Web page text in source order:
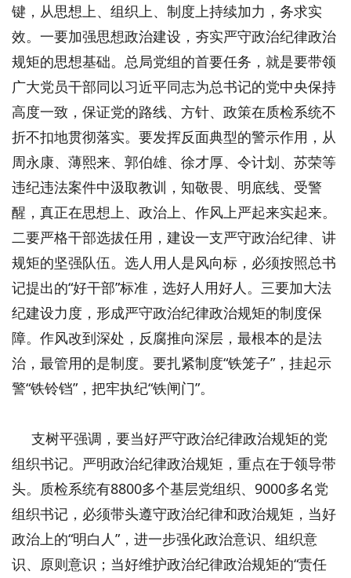
键，从思想上、组织上、制度上持续加力，务求实
效。一要加强思想政治建设，夯实严守政治纪律政治
规矩的思想基础。总局党组的首要任务，就是要带领
广大党员干部同以习近平同志为总书记的党中央保持
高度一致，保证党的路线、方针、政策在质检系统不
折不扣地贯彻落实。要发挥反面典型的警示作用，从
周永康、薄熙来、郭伯雄、徐才厚、令计划、苏荣等
违纪违法案件中汲取教训，知敬畏、明底线、受警
醒，真正在思想上、政治上、作风上严起来实起来。
二要严格干部选拔任用，建设一支严守政治纪律、讲
规矩的坚强队伍。选人用人是风向标，必须按照总书
记提出的“好干部”标准，选好人用好人。三要加大法
纪建设力度，形成严守政治纪律政治规矩的制度保
障。作风改到深处，反腐推向深层，最根本的是法
治，最管用的是制度。要扎紧制度“铁笼子”，挂起示
警“铁铃铛”，把牢执纪“铁闸门”。
支树平强调，要当好严守政治纪律政治规矩的党
组织书记。严明政治纪律政治规矩，重点在于领导带
头。质检系统有8800多个基层党组织、9000多名党
组织书记，必须带头遵守政治纪律和政治规矩，当好
政治上的“明白人”，进一步强化政治意识、组织意
识、原则意识；当好维护政治纪律政治规矩的“责任